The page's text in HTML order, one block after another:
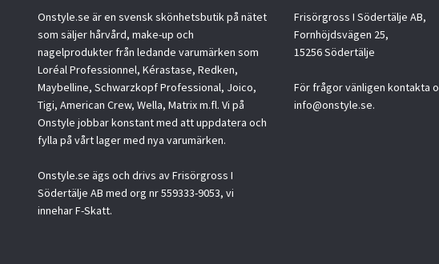
Onstyle.se är en svensk skönhetsbutik på nätet
som säljer hårvård, make-up och
nagelprodukter från ledande varumärken som
Loréal Professionnel, Kérastase, Redken,
Maybelline, Schwarzkopf Professional, Joico,
Tigi, American Crew, Wella, Matrix m.fl. Vi på
Onstyle jobbar konstant med att uppdatera och
fylla på vårt lager med nya varumärken.
Onstyle.se ägs och drivs av Frisörgross I
Södertälje AB med org nr 559333-9053, vi
innehar F-Skatt.
Frisörgross I Södertälje AB,
Fornhöjdsvägen 25,
15256 Södertälje
För frågor vänligen kontakta
info@onstyle.se.